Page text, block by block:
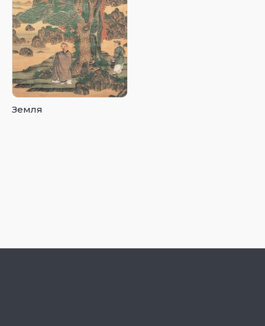
Земля